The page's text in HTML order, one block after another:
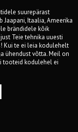
suurepärast
Itaalia, Ameerika
brändidele kõik
Teie tehnika uuesti
Kui te ei leia kodulehelt
ühendust võtta. Meil on
tooteid kodulehel ei